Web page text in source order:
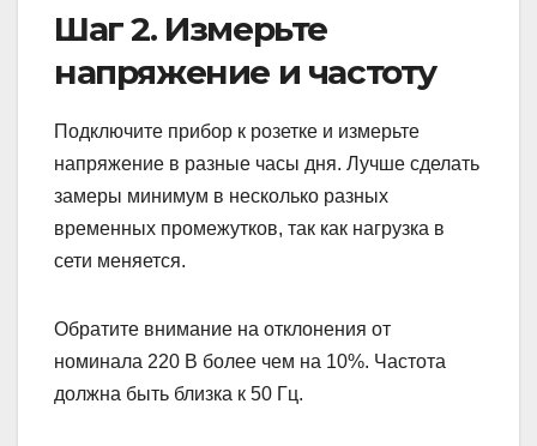
Шаг 2. Измерьте
напряжение и частоту
Подключите прибор к розетке и измерьте
напряжение в разные часы дня. Лучше сделать
замеры минимум в несколько разных
временных промежутков, так как нагрузка в
сети меняется.
Обратите внимание на отклонения от
номинала 220 В более чем на 10%. Частота
должна быть близка к 50 Гц.